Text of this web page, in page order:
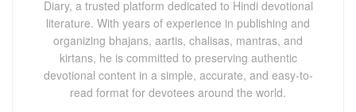
Diary, a trusted platform dedicated to Hindi devotional
literature. With years of experience in publishing and
organizing bhajans, aartis, chalisas, mantras, and
kirtans, he is committed to preserving authentic
devotional content in a simple, accurate, and easy-to-
read format for devotees around the world.